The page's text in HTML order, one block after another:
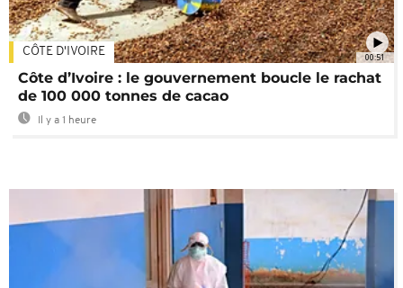
00:51
CÔTE D'IVOIRE
Côte d’Ivoire : le gouvernement boucle le rachat
de 100 000 tonnes de cacao
Il y a 1 heure